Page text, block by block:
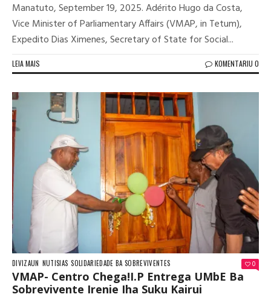
Manatuto, September 19, 2025. Adérito Hugo da Costa,
Vice Minister of Parliamentary Affairs (VMAP, in Tetum),
Expedito Dias Ximenes, Secretary of State for Social...
LEIA MAIS KOMENTARIU 0
DIVIZAUN NUTISIAS SOLIDARIEDADE BA SOBREVIVENTES 0
VMAP- Centro Chega!I.P Entrega UMbE Ba
Sobrevivente Irenie Iha Suku Kairui